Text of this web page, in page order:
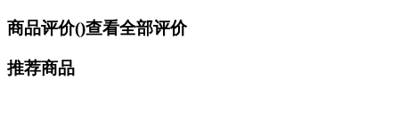
商品评价()查看全部评价
推荐商品